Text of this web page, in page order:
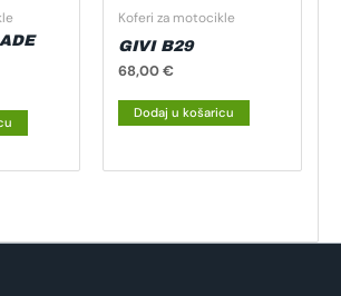
Koferi za motocikle
GIVI B29
68,00€
Dodaj u košaricu